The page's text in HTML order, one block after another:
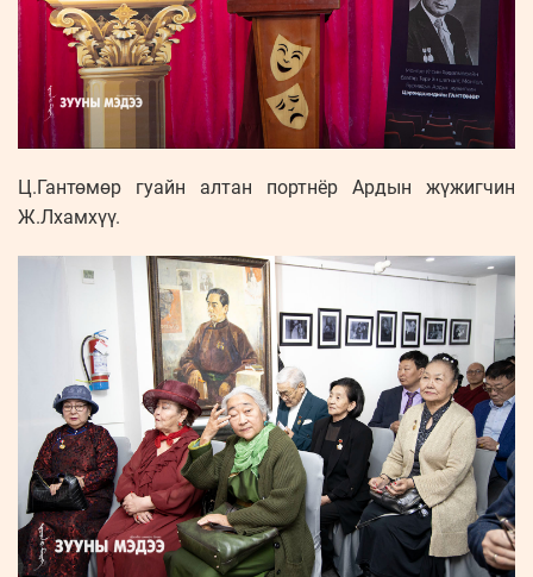
Ц.Гантөмөр гуайн алтан портнёр Ардын жүжигчин
Ж.Лхамхүү.